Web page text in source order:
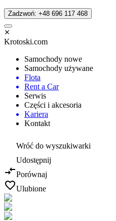
Zadzwoń: +48 696 117 468
Krotoski.com
Samochody nowe
Samochody używane
Flota
Rent a Car
Serwis
Części i akcesoria
Kariera
Kontakt
Wróć do wyszukiwarki
Udostępnij
Porównaj
Ulubione